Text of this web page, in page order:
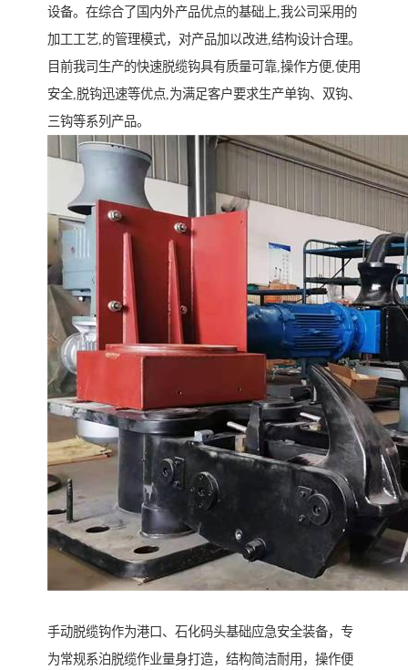
设备。在综合了国内外产品优点的基础上,我公司采用的
加工工艺,的管理模式，对产品加以改进,结构设计合理。
目前我司生产的快速脱缆钩具有质量可靠,操作方便,使用
安全,脱钩迅速等优点,为满足客户要求生产单钩、双钩、
三钩等系列产品。
手动脱缆钩作为港口、石化码头基础应急安全装备，专
为常规系泊脱缆作业量身打造，结构简洁耐用，操作便